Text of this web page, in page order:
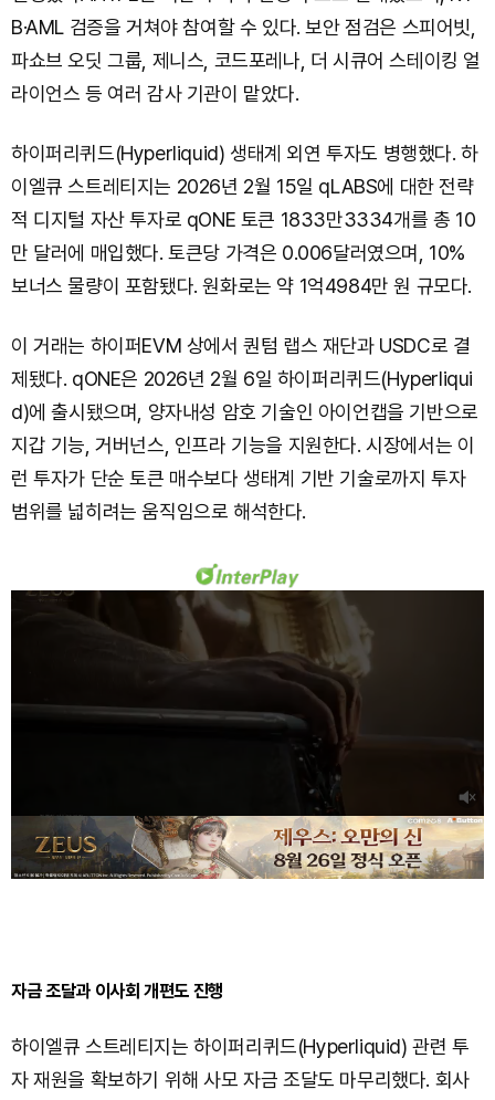
B·AML 검증을 거쳐야 참여할 수 있다. 보안 점검은 스피어빗,
파쇼브 오딧 그룹, 제니스, 코드포레나, 더 시큐어 스테이킹 얼
라이언스 등 여러 감사 기관이 맡았다.
하이퍼리퀴드(Hyperliquid) 생태계 외연 투자도 병행했다. 하
이엘큐 스트레티지는 2026년 2월 15일 qLABS에 대한 전략
적 디지털 자산 투자로 qONE 토큰 1833만3334개를 총 10
만 달러에 매입했다. 토큰당 가격은 0.006달러였으며, 10%
보너스 물량이 포함됐다. 원화로는 약 1억4984만 원 규모다.
이 거래는 하이퍼EVM 상에서 퀀텀 랩스 재단과 USDC로 결
제됐다. qONE은 2026년 2월 6일 하이퍼리퀴드(Hyperliqui
d)에 출시됐으며, 양자내성 암호 기술인 아이언캡을 기반으로
지갑 기능, 거버넌스, 인프라 기능을 지원한다. 시장에서는 이
런 투자가 단순 토큰 매수보다 생태계 기반 기술로까지 투자
범위를 넓히려는 움직임으로 해석한다.
자금 조달과 이사회 개편도 진행
하이엘큐 스트레티지는 하이퍼리퀴드(Hyperliquid) 관련 투
자 재원을 확보하기 위해 사모 자금 조달도 마무리했다. 회사